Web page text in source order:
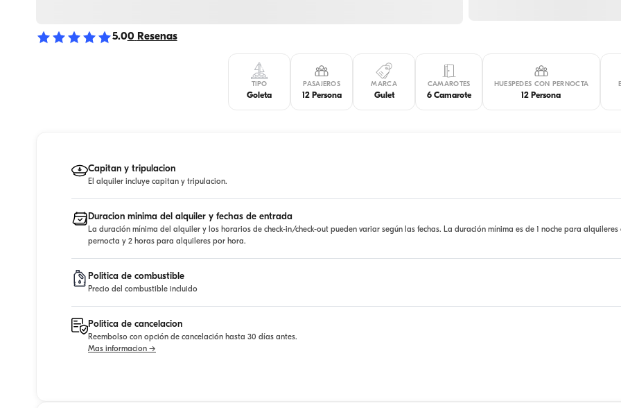
5.00 Resenas
TIPO
Goleta
PASAJEROS
12 Persona
MARCA
Gulet
CAMAROTES
6 Camarote
HUESPEDES CON PERNOCTA
12 Persona
Capitan y tripulacion
El alquiler incluye capitan y tripulacion.
Duracion minima del alquiler y fechas de entrada
La duración mínima del alquiler y los horarios de check-in/check-out pueden variar según las fechas. La duración mínima es de 1 noche para alquileres
pernocta y 2 horas para alquileres por hora.
Politica de combustible
Precio del combustible incluido
Politica de cancelacion
Reembolso con opción de cancelación hasta 30 días antes.
Mas informacion →